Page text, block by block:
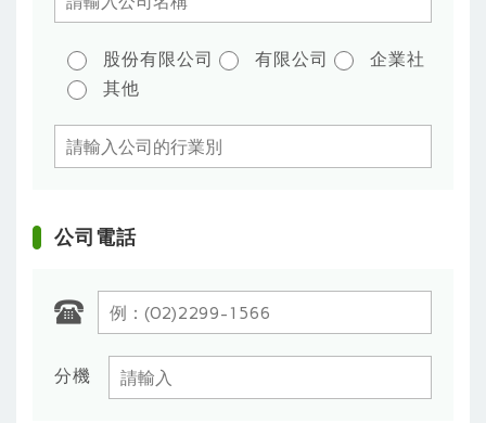
股份有限公司 有限公司
企業社
其他
公司電話
分機